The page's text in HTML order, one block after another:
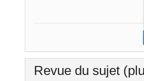
Revue du sujet